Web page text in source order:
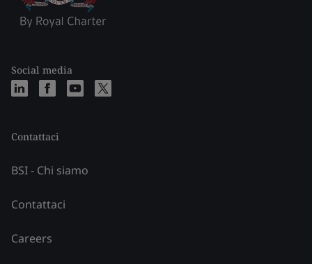
Social media
Contattaci
BSI - Chi siamo
Contattaci
Careers